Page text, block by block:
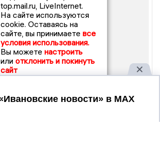
top.mail.ru, LiveInternet.
На сайте используются
cookie. Оставаясь на
сайте, вы принимаете все
условия использования.
Вы можете настроить
или отклонить и покинуть
сайт
Принять